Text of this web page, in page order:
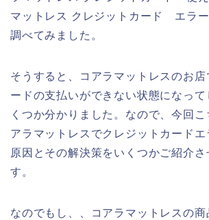
マットレス クレジットカード エラ
調べてみました。
そうすると、コアラマットレスのお店
ードの支払いができない状態になって
くつか分かりました。なので、今回こ
アラマットレスでクレジットカードエ
原因とその解決策をいくつかご紹介さ
す。
なのでもし、、コアラマットレスの